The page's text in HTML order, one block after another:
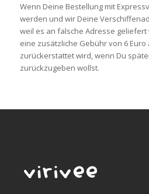
Wenn Deine Bestellung mit
werden und wir Deine
weil es an falsche Adresse
eine zusätzliche Gebühr von 6
zurückerstattet wird, wenn Du
zurückzugeben wollst.